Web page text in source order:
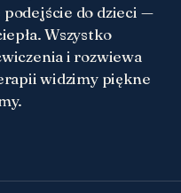
podejście do dzieci —
Wszystko
i rozwiewa
widzimy piękne